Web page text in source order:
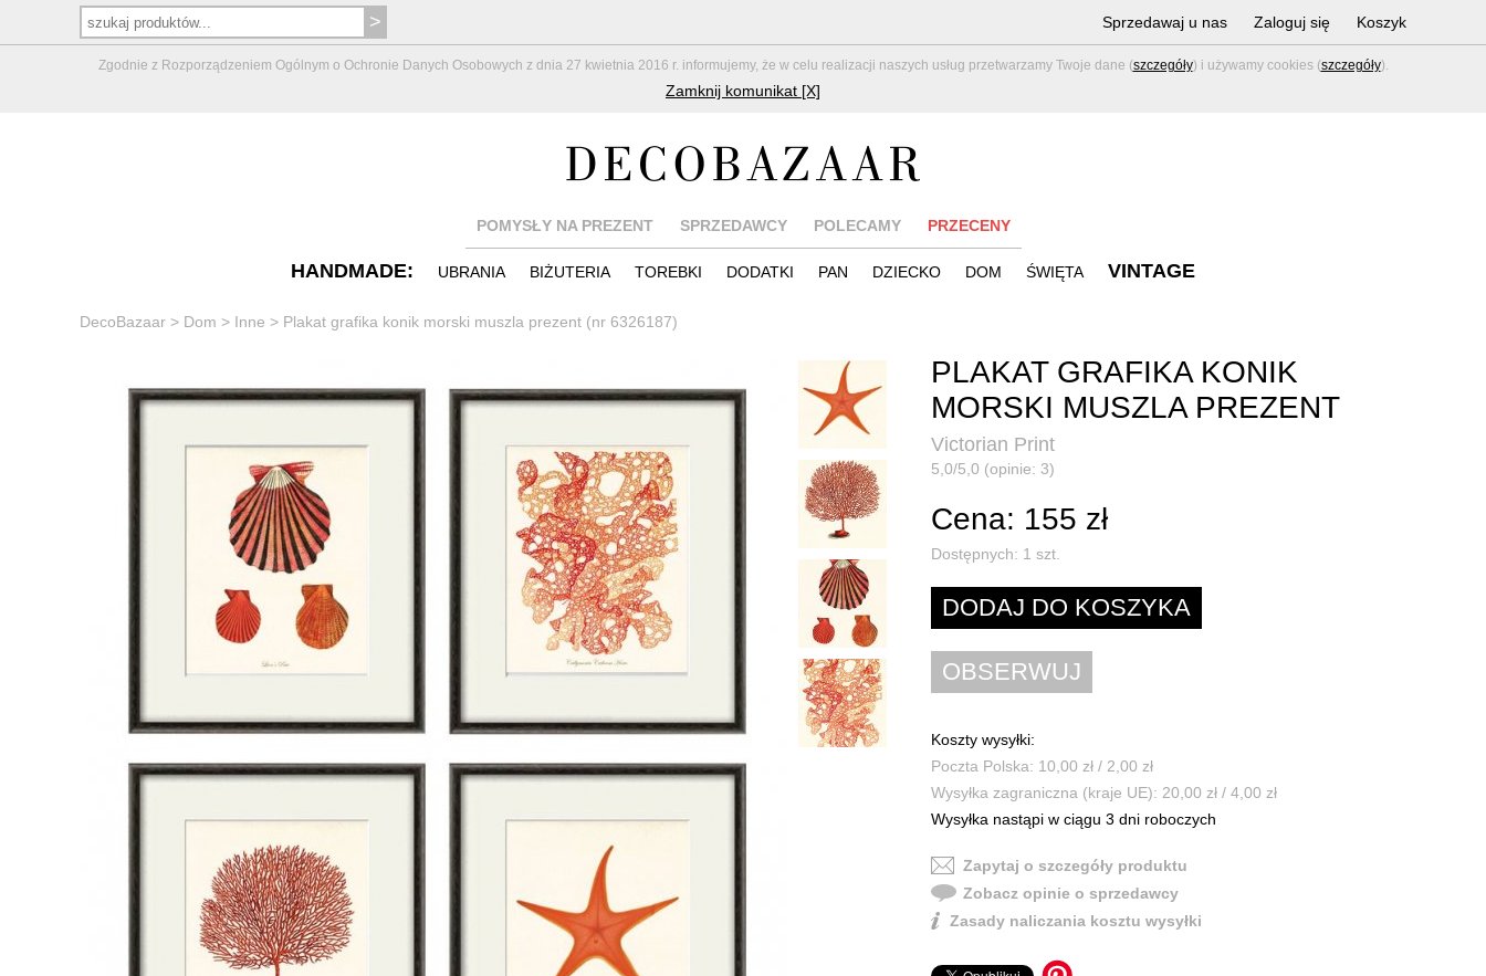
Zgodnie z Rozporządzeniem Ogólnym o Ochronie Danych Osobowych z dnia 27 kwietnia 2016 r. informujemy, że w celu realizacji naszych usług przetwarzamy Twoje dane (szczegóły) i używamy cookies (szczegóły).
Zamknij komunikat [X]
Sprzedawaj u nas Zaloguj się Koszyk
POMYSŁY NA PREZENT SPRZEDAWCY POLECAMY PRZECENY
HANDMADE: UBRANIA BIŻUTERIA TOREBKI DODATKI PAN DZIECKO DOM ŚWIĘTA VINTAGE
DecoBazaar > Dom > Inne > Plakat grafika konik morski muszla prezent (nr 6326187)
PLAKAT GRAFIKA KONIK
MORSKI MUSZLA PREZENT
Victorian Print
5,0/5,0 (opinie: 3)
Cena: 155 zł
Dostępnych: 1 szt.
Koszty wysyłki:
Poczta Polska: 10,00 zł / 2,00 zł
Wysyłka zagraniczna (kraje UE): 20,00 zł / 4,00 zł
Wysyłka nastąpi w ciągu 3 dni roboczych
Zapytaj o szczegóły produktu
Zobacz opinie o sprzedawcy
Zasady naliczania kosztu wysyłki